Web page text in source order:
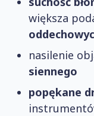
większa
nasilenie
siennego
popękane